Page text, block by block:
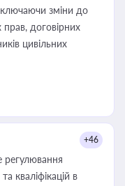
зміни до
договірних
цивільних
+46
регулювання
кваліфікацій в